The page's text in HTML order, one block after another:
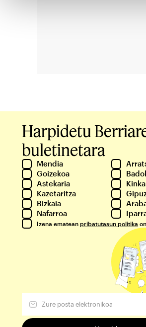
Harpidetu
buletinetara
Mendia
Goizekoa
Astekaria
Kinka
Kazetaritza
Bizkaia
Nafarroa
Izena ematean pribatutasun politika